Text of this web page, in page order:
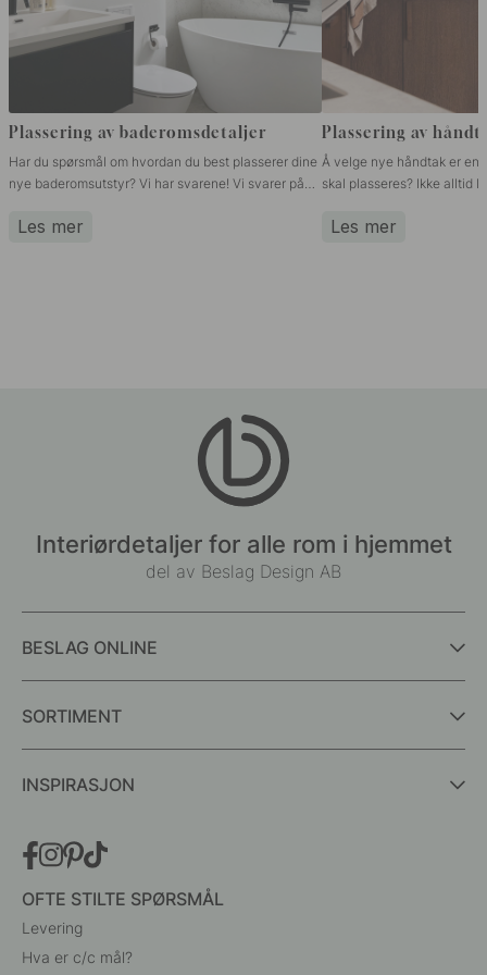
Plassering av baderomsdetaljer
Har du spørsmål om hvordan du best plasserer dine
nye baderomsutstyr? Vi har svarene! Vi svarer på
blant annet håndkrokene, toalettrulleholdere og
Les mer
Plassering av
Å velge nye håndtak er
skal plasseres? Ikke alltid
føles å bruke møbelet –
Les mer
Interiørdetaljer for alle rom i hjemmet
del av Beslag Design AB
BESLAG ONLINE
SORTIMENT
INSPIRASJON
OFTE STILTE SPØRSMÅL
Levering
Hva er c/c mål?